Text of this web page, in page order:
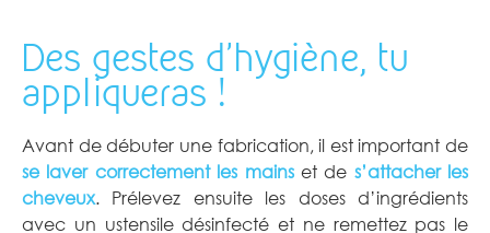
Des gestes d'hygiène, tu
appliqueras !
Avant de débuter une fabrication, il est important de
se laver correctement les mainset de s’attacher les
cheveux. Prélevez ensuite les doses d’ingrédients
avec un ustensile désinfecté et ne remettez pas le